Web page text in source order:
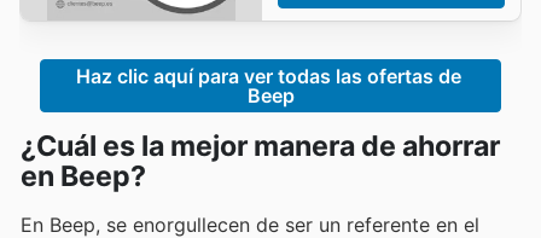
Haz clic aquí para ver todas las ofertas de
Beep
¿Cuál es la mejor manera de ahorrar
en Beep?
En Beep, se enorgullecen de ser un referente en el